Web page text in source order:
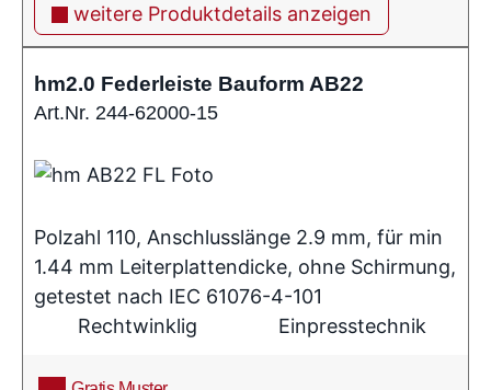
weitere Produktdetails anzeigen
hm2.0 Federleiste Bauform AB22
Art.Nr. 244-62000-15
Polzahl 110, Anschlusslänge 2.9 mm, für min
1.44 mm Leiterplattendicke, ohne Schirmung,
getestet nach IEC 61076-4-101
Rechtwinklig
Einpresstechnik